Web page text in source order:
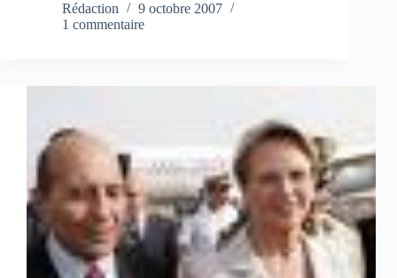
Rédaction
9 octobre 2007
1 commentaire